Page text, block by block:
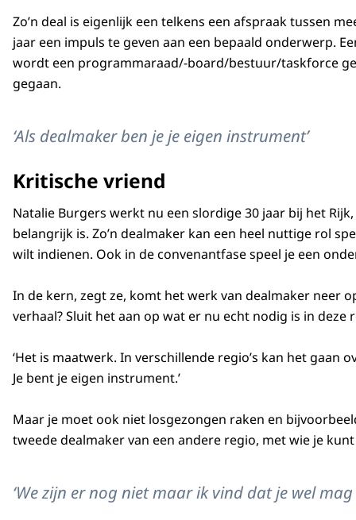
Zo’n deal is eigenlijk een telkens een afspraak tussen
jaar een impuls te geven aan een bepaald onderwerp.
wordt een programmaraad/-board/bestuur/taskforce
gegaan.
‘Als dealmaker ben je je eigen instrument’
Kritische vriend
Natalie Burgers werkt nu een slordige 30 jaar bij het
belangrijk is. Zo’n dealmaker kan een heel nuttige rol
wilt indienen. Ook in de convenantfase speel je een
In de kern, zegt ze, komt het werk van dealmaker neer
verhaal? Sluit het aan op wat er nu echt nodig is in
‘Het is maatwerk. In verschillende regio’s kan het
Je bent je eigen instrument.’
Maar je moet ook niet losgezongen raken en
tweede dealmaker van een andere regio, met wie je
‘We zijn er nog niet maar ik vind dat je wel